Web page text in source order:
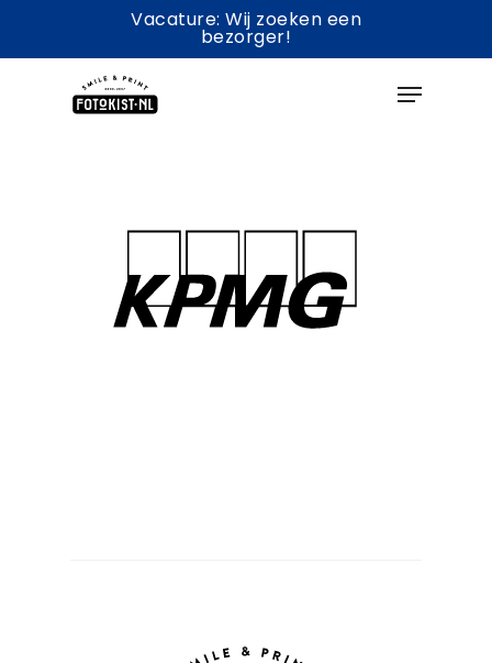
Vacature: Wij zoeken een
bezorger!
Menu